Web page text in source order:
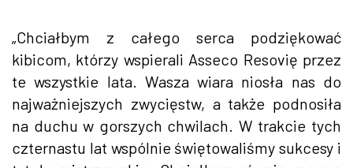
„Chciałbym z całego serca podziękować
kibicom, którzy wspierali Asseco Resovię przez
te wszystkie lata. Wasza wiara niosła nas do
najważniejszych zwycięstw, a także podnosiła
na duchu w gorszych chwilach. W trakcie tych
czternastu lat wspólnie świętowaliśmy sukcesy i